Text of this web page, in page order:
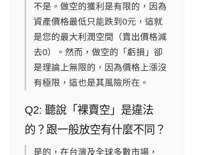
不是。做空的獲利是有限的，因為
資產價格最低只能跌到0元，這就
是您的最大利潤空間（賣出價格減
去0）。然而，做空的「虧損」卻
是理論上無限的，因為價格上漲沒
有極限，這也是其風險所在。
Q2: 聽說「裸賣空」是違法
的？跟一般放空有什麼不同？
是的，在台灣及全球多數市場，